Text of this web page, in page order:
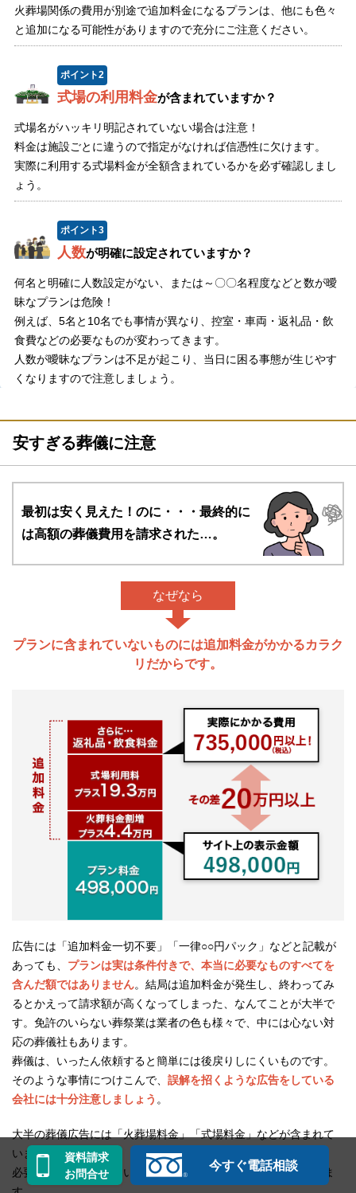
火葬場関係の費用が別途で追加料金になるプランは、他にも色々
と追加になる可能性がありますので充分にご注意ください。
ポイント2
式場の利用料金が含まれていますか？
式場名がハッキリ明記されていない場合は注意！
料金は施設ごとに違うので指定がなければ信憑性に欠けます。
実際に利用する式場料金が全額含まれているかを必ず確認しまし
ょう。
ポイント3
人数が明確に設定されていますか？
何名と明確に人数設定がない、または～〇〇名程度などと数が曖
昧なプランは危険！
例えば、5名と10名でも事情が異なり、控室・車両・返礼品・飲
食費などの必要なものが変わってきます。
人数が曖昧なプランは不足が起こり、当日に困る事態が生じやす
くなりますので注意しましょう。
安すぎる葬儀に注意
最初は安く見えた！のに・・・ 最終的に
は高額の葬儀費用を請求された…。
なぜなら
プランに含まれていないものには追加料金がかかるカラク
リだからです。
広告には「追加料金一切不要」「一律○○円パック」などと記載が
あっても、 プランは実は条件付きで、本当に必要なものすべてを
含んだ額ではありません。結局は追加料金が発生し、終わってみ
るとかえって請求額が高くなってしまった、なんてことが大半で
す。免許のいらない葬祭業は業者の色も様々で、中には心ない対
応の葬儀社もあります。
葬儀は、いったん依頼すると簡単には後戻りしにくいものです。
そのような事情につけこんで、 誤解を招くような広告をしている
会社には十分注意しましょう 。
大半の葬儀広告には「火葬場料金」「式場料金」などが含まれて
いません。
必要なものが含まれているように見えても後で追加料金になりま
資料請求
お問合せ
今すぐ電話相談